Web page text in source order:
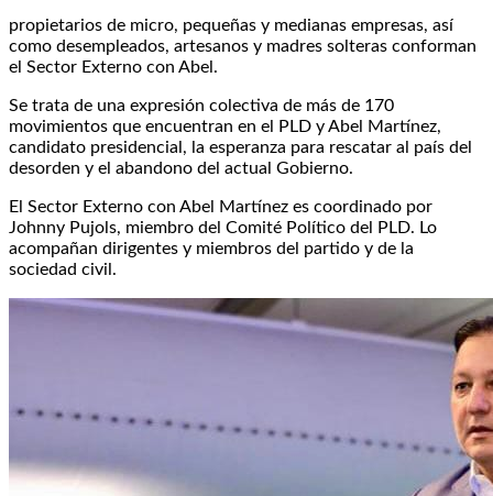
propietarios de micro, pequeñas y medianas empresas, así
como desempleados, artesanos y madres solteras conforman
el Sector Externo con Abel.
Se trata de una expresión colectiva de más de 170
movimientos que encuentran en el PLD y Abel Martínez,
candidato presidencial, la esperanza para rescatar al país del
desorden y el abandono del actual Gobierno.
El Sector Externo con Abel Martínez es coordinado por
Johnny Pujols, miembro del Comité Político del PLD. Lo
acompañan dirigentes y miembros del partido y de la
sociedad civil.